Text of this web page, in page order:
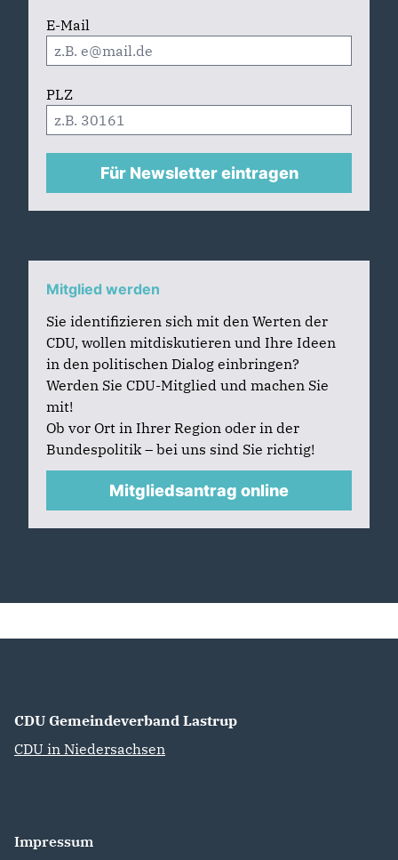
E-Mail
PLZ
Für Newsletter eintragen
Mitglied werden
Sie identifizieren sich mit den Werten der
CDU, wollen mitdiskutieren und Ihre Ideen
in den politischen Dialog einbringen?
Werden Sie CDU-Mitglied und machen Sie
mit!
Ob vor Ort in Ihrer Region oder in der
Bundespolitik – bei uns sind Sie richtig!
Mitgliedsantrag online
CDU Gemeindeverband Lastrup
CDU in Niedersachsen
Impressum